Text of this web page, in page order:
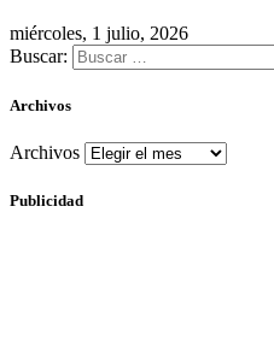
miércoles, 1 julio, 2026
Buscar:
Archivos
Archivos
Publicidad